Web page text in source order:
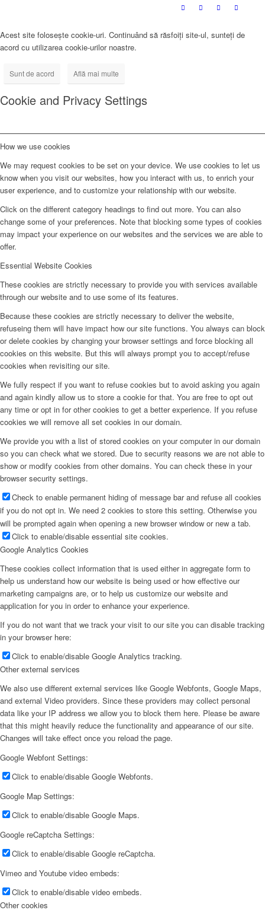
Acest site folosește cookie-uri. Continuând să răsfoiți site-ul, sunteți de
acord cu utilizarea cookie-urilor noastre.
Sunt de acord Află mai multe
Cookie and Privacy Settings
How we use cookies
We may request cookies to be set on your device. We use cookies to let us
know when you visit our websites, how you interact with us, to enrich your
user experience, and to customize your relationship with our website.
Click on the different category headings to find out more. You can also
change some of your preferences. Note that blocking some types of cookies
may impact your experience on our websites and the services we are able to
offer.
Essential Website Cookies
These cookies are strictly necessary to provide you with services available
through our website and to use some of its features.
Because these cookies are strictly necessary to deliver the website,
refuseing them will have impact how our site functions. You always can block
or delete cookies by changing your browser settings and force blocking all
cookies on this website. But this will always prompt you to accept/refuse
cookies when revisiting our site.
We fully respect if you want to refuse cookies but to avoid asking you again
and again kindly allow us to store a cookie for that. You are free to opt out
any time or opt in for other cookies to get a better experience. If you refuse
cookies we will remove all set cookies in our domain.
We provide you with a list of stored cookies on your computer in our domain
so you can check what we stored. Due to security reasons we are not able to
show or modify cookies from other domains. You can check these in your
browser security settings.
Check to enable permanent hiding of message bar and refuse all cookies
if you do not opt in. We need 2 cookies to store this setting. Otherwise you
will be prompted again when opening a new browser window or new a tab.
Click to enable/disable essential site cookies.
Google Analytics Cookies
These cookies collect information that is used either in aggregate form to
help us understand how our website is being used or how effective our
marketing campaigns are, or to help us customize our website and
application for you in order to enhance your experience.
If you do not want that we track your visit to our site you can disable tracking
in your browser here:
Click to enable/disable Google Analytics tracking.
Other external services
We also use different external services like Google Webfonts, Google Maps,
and external Video providers. Since these providers may collect personal
data like your IP address we allow you to block them here. Please be aware
that this might heavily reduce the functionality and appearance of our site.
Changes will take effect once you reload the page.
Google Webfont Settings:
Click to enable/disable Google Webfonts.
Google Map Settings:
Click to enable/disable Google Maps.
Google reCaptcha Settings:
Click to enable/disable Google reCaptcha.
Vimeo and Youtube video embeds:
Click to enable/disable video embeds.
Other cookies